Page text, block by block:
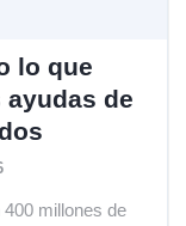
lo que
ayudas de
millones de